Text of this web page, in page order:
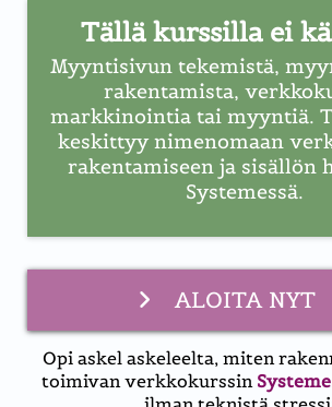
Tällä kurssilla ei
Myyntisivun tekemistä,
rakentamista,
markkinointia tai myyntiä.
keskittyy nimenomaan
rakentamiseen ja sisällön
Systemessä.
ALOITA NYT
Opi askel askeleelta, miten
toimivan verkkokurssin